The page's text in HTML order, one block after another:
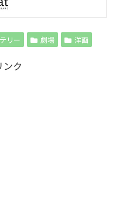
リー 劇場 洋画
ンク